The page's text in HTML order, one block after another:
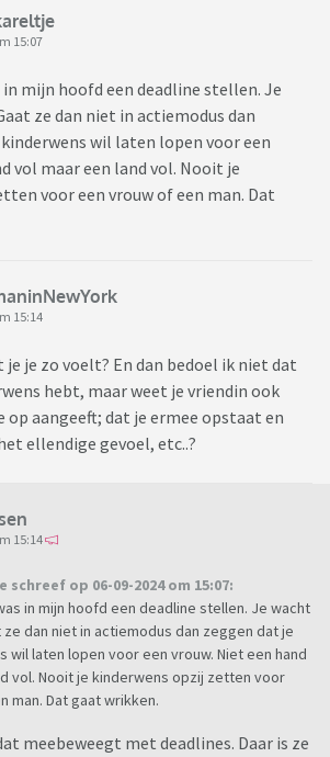
15:07
in mijn hoofd een deadline stellen. Je
ze dan niet in actiemodus dan
wil laten lopen voor een
vol maar een land vol. Nooit je
voor een vrouw of een man. Dat
15:14
je je zo voelt? En dan bedoel ik niet dat
hebt, maar weet je vriendin ook
op aangeeft; dat je ermee opstaat en
ellendige gevoel, etc..?
15:14
op 06-09-2024 om 15:07:
in mijn hoofd een deadline stellen. Je wacht
ze dan niet in actiemodus dan zeggen dat je
wil laten lopen voor een vrouw. Niet een hand
vol. Nooit je kinderwens opzij zetten voor
man. Dat gaat wrikken.
meebeweegt met deadlines. Daar is ze